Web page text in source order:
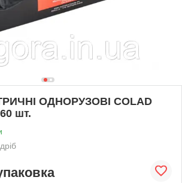
ОДНОРУЗОВІ COLAD
шт.